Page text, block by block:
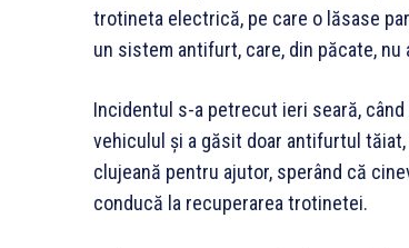
trotineta electrică, pe care o lăsase
un sistem antifurt, care, din păcate, nu
Incidentul s-a petrecut ieri seară,
vehiculul și a găsit doar antifurtul
clujeană pentru ajutor, sperând că
conducă la recuperarea trotinetei.